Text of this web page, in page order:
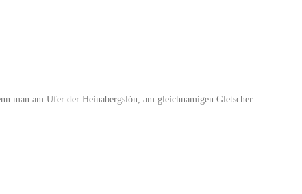
man am Ufer der Heinabergslón, am gleichnamigen Gletscher